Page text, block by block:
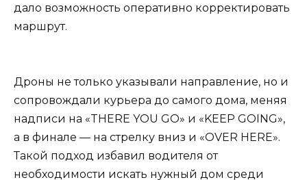
дало возможность оперативно корректировать
маршрут.
Дроны не только указывали направление, но и
сопровождали курьера до самого дома, меняя
надписи на «THERE YOU GO» и «KEEP GOING»,
а в финале — на стрелку вниз и «OVER HERE».
Такой подход избавил водителя от
необходимости искать нужный дом среди